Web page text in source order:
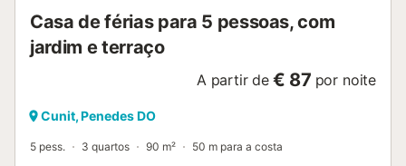
Casa de férias para 5 pessoas, com
jardim e terraço
A partir de € 87 por noite
Cunit, Penedes DO
5 pess. 3 quartos 90 m² 50 m para a costa